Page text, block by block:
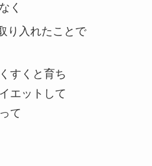
く
り入れたことで
すくと育ち
エットして
て